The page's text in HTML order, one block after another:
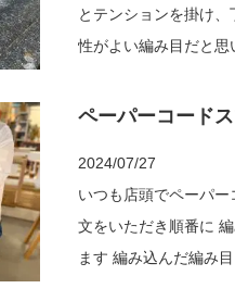
とテンションを掛け、丁寧
性がよい編み目だと思います 綺
ペーパーコード
2024/07/27
いつも店頭でペーパ
文をいただき順番に 編み込んでいきます 常にテ
ます 編み込んだ編み目も綺麗に整えながら 丁寧に編み込みます そして仕上がりがこちら